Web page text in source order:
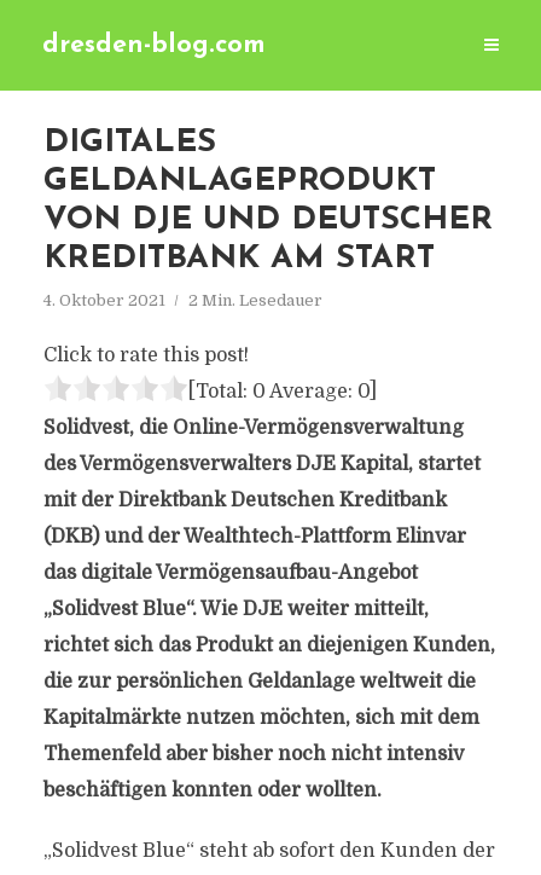
dresden-blog.com
DIGITALES
GELDANLAGEPRODUKT
VON DJE UND DEUTSCHER
KREDITBANK AM START
4. Oktober 2021 2 Min. Lesedauer
Click to rate this post!
[Total: 0 Average: 0]
Solidvest, die Online-Vermögensverwaltung
des Vermögensverwalters DJE Kapital, startet
mit der Direktbank Deutschen Kreditbank
(DKB) und der Wealthtech-Plattform Elinvar
das digitale Vermögensaufbau-Angebot
„Solidvest Blue“. Wie DJE weiter mitteilt,
richtet sich das Produkt an diejenigen Kunden,
die zur persönlichen Geldanlage weltweit die
Kapitalmärkte nutzen möchten, sich mit dem
Themenfeld aber bisher noch nicht intensiv
beschäftigen konnten oder wollten.
„Solidvest Blue“ steht ab sofort den Kunden der